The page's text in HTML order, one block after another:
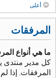
أعلى
المرفقات
ما هي أنواع
كل مدير منتدى
المرفقات. إذا